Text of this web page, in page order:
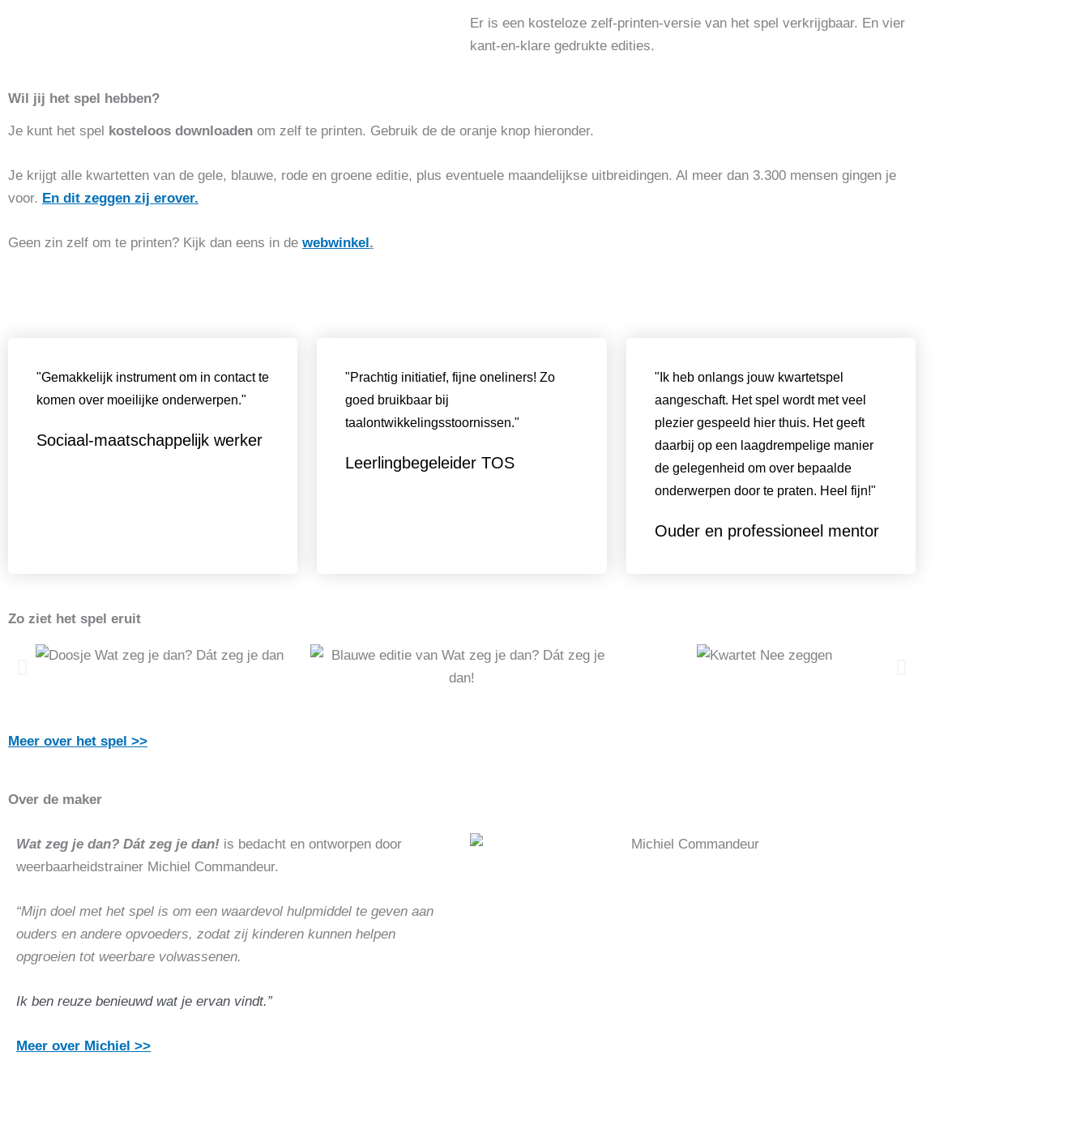
Er is een kosteloze zelf-printen-versie van het spel verkrijgbaar. En vier
kant-en-klare gedrukte edities.
Wil jij het spel hebben?
Je kunt het spel kosteloos downloaden om zelf te printen. Gebruik de de oranje knop hieronder.
Je krijgt alle kwartetten van de gele, blauwe, rode en groene editie, plus eventuele maandelijkse uitbreidingen. Al meer dan 3.300 mensen gingen je
voor. En dit zeggen zij erover.
Geen zin zelf om te printen? Kijk dan eens in de webwinkel .
"Gemakkelijk instrument om in contact te
komen over moeilijke onderwerpen."
Sociaal-maatschappelijk werker
"Prachtig initiatief, fijne oneliners! Zo
goed bruikbaar bij
taalontwikkelingsstoornissen."
Leerlingbegeleider TOS
"Ik heb onlangs jouw kwartetspel
aangeschaft. Het spel wordt met veel
plezier gespeeld hier thuis. Het geeft
daarbij op een laagdrempelige manier
de gelegenheid om over bepaalde
onderwerpen door te praten. Heel fijn!"
Ouder en professioneel mentor
Zo ziet het spel eruit
Meer over het spel >>
Over de maker
Wat zeg je dan? Dát zeg je dan! is bedacht en ontworpen door
weerbaarheidstrainer Michiel Commandeur.
“Mijn doel met het spel is om een waardevol hulpmiddel te geven aan
ouders en andere opvoeders, zodat zij kinderen kunnen helpen
opgroeien tot weerbare volwassenen.
Ik ben reuze benieuwd wat je ervan vindt.”
Meer over Michiel >>